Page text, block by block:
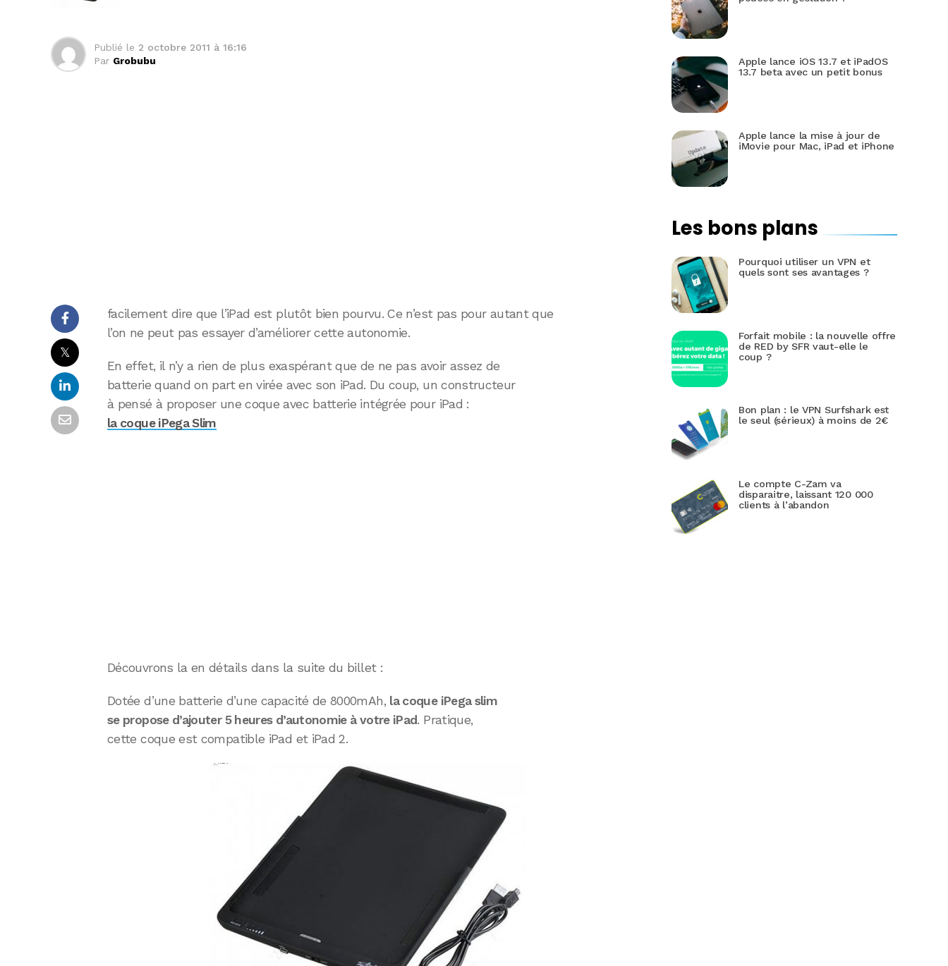
Publié le 2 octobre 2011 à 16:16
Par Grobubu
𝕏
facilement dire que l’iPad est plutôt bien pourvu. Ce n’est pas pour autant que
l’on ne peut pas essayer d’améliorer cette autonomie.
En effet, il n’y a rien de plus exaspérant que de ne pas avoir assez de
batterie quand on part en virée avec son iPad. Du coup, un constructeur
à pensé à proposer une coque avec batterie intégrée pour iPad :
la coque iPega Slim
Découvrons la en détails dans la suite du billet :
Dotée d’une batterie d’une capacité de 8000mAh, la coque iPega slim
se propose d’ajouter 5 heures d’autonomie à votre iPad. Pratique,
cette coque est compatible iPad et iPad 2.
Apple lance iOS 13.7 et iPadOS
13.7 beta avec un petit bonus
Apple lance la mise à jour de
iMovie pour Mac, iPad et iPhone
Les bons plans
Pourquoi utiliser un VPN et
quels sont ses avantages ?
Forfait mobile : la nouvelle offre
de RED by SFR vaut-elle le
coup ?
Bon plan : le VPN Surfshark est
le seul (sérieux) à moins de 2€
Le compte C-Zam va
disparaitre, laissant 120 000
clients à l’abandon